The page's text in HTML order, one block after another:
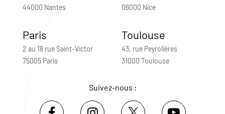
44000 Nantes
06000 Nice
Paris
2 au 18 rue Saint-Victor
75005 Paris
Toulouse
43, rue Peyrolières
31000 Toulouse
Suivez-nous :